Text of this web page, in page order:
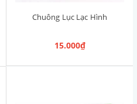
Chuông Lục Lạc Hình
15.000₫